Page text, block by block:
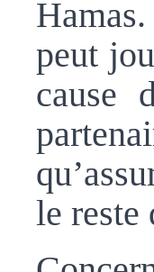
peut
cause
le reste